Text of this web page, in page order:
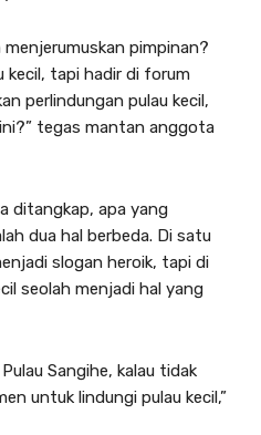
menjerumuskan pimpinan?
kecil, tapi hadir di forum
perlindungan pulau kecil,
tegas mantan anggota
ditangkap, apa yang
dua hal berbeda. Di satu
slogan heroik, tapi di
seolah menjadi hal yang
Sangihe, kalau tidak
untuk lindungi pulau kecil,”